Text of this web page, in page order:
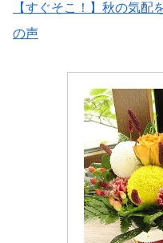
【すぐそこ！】秋の気配
の声